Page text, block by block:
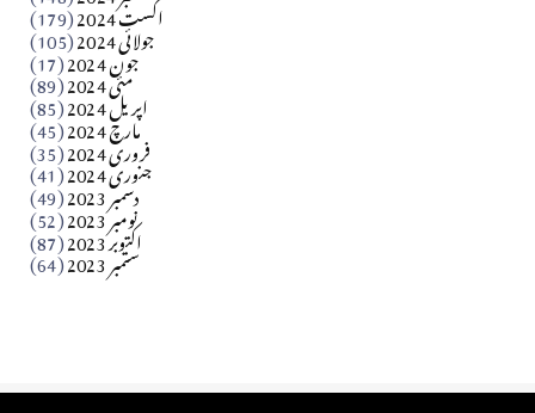
اگست 2024 (179) جولائی 2024 (105) جون 2024 (17) مئی 2024 (89) اپریل 2024 (85) مارچ 2024 (45) فروری 2024 (35) جنوری 2024 (41) دسمبر 2023 (49) نومبر 2023 (52) اکتوبر 2023 (87) ستمبر 2023 (64)